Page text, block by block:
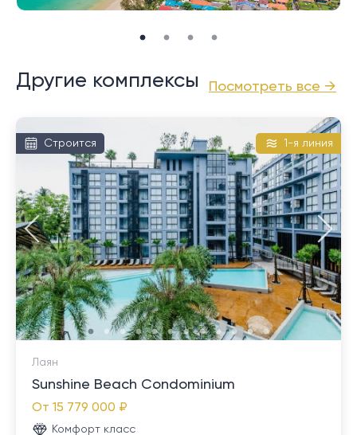
Посмотреть все →
Другие комплексы
Строится 1-я линия
Лаян
Sunshine Beach Condominium
От 15 779 000 ₽
Комфорт класс